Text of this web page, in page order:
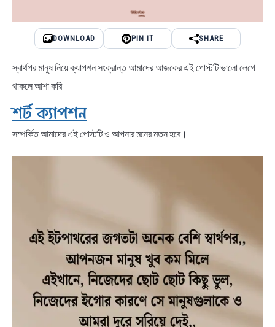
DOWNLOAD PIN IT SHARE
স্বার্থপর মানুষ নিয়ে ক্যাপশন সংক্রান্ত আমাদের আজকের এই পোস্টটি ভালো লেগে
থাকলে আশা করি
শর্ট ক্যাপশন
সম্পর্কিত আমাদের এই পোস্টটি ও আপনার মনের মতন হবে।